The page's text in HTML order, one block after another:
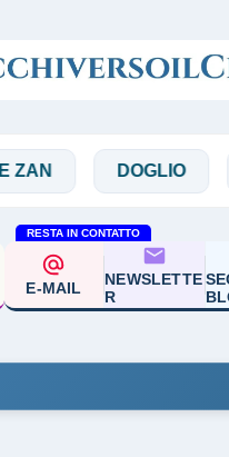
DOGLIO MAGGI
RESTA IN CONTATTO
E-MAIL
NEWSLETTE
R